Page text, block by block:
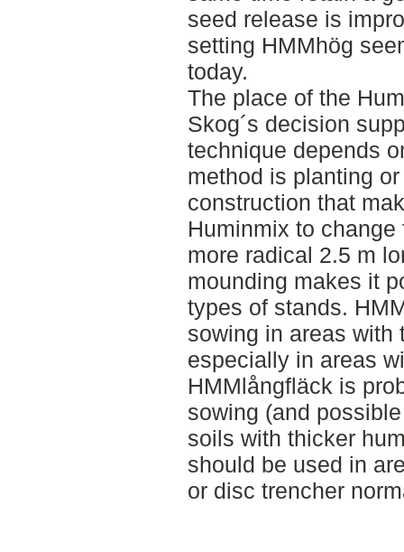
seed release is
setting HMMhög
today.
The place of the
Skog´s decision
technique depends
method is planting
construction that
Huminmix to
more radical 2.5 m
mounding makes it
types of stands.
sowing in areas with
especially in areas
HMMlångfläck is
sowing (and
soils with thicker
should be used in
or disc trencher